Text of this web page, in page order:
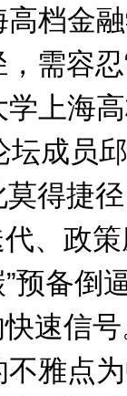
高档金
需容忍
上海
坛成员
得捷
、政
”预备
速信
雅点